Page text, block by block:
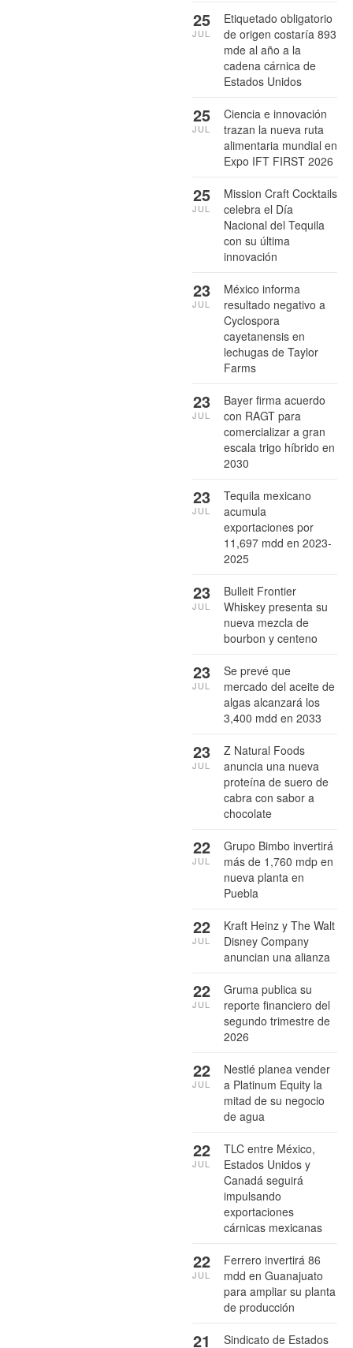
Etiquetado obligatorio
de origen costaría 893
mde al año a la
cadena cárnica de
Estados Unidos
25
JUL
Ciencia e innovación
trazan la nueva ruta
alimentaria mundial en
Expo IFT FIRST 2026
25
JUL
Mission Craft Cocktails
celebra el Día
Nacional del Tequila
con su última
innovación
25
JUL
México informa
resultado negativo a
Cyclospora
cayetanensis en
lechugas de Taylor
Farms
23
JUL
Bayer firma acuerdo
con RAGT para
comercializar a gran
escala trigo híbrido en
2030
23
JUL
Tequila mexicano
acumula
exportaciones por
11,697 mdd en 2023-
2025
23
JUL
Bulleit Frontier
Whiskey presenta su
nueva mezcla de
bourbon y centeno
23
JUL
Se prevé que
mercado del aceite de
algas alcanzará los
3,400 mdd en 2033
23
JUL
Z Natural Foods
anuncia una nueva
proteína de suero de
cabra con sabor a
chocolate
23
JUL
Grupo Bimbo invertirá
más de 1,760 mdp en
nueva planta en
Puebla
22
JUL
Kraft Heinz y The Walt
Disney Company
anuncian una alianza
22
JUL
Gruma publica su
reporte financiero del
segundo trimestre de
2026
22
JUL
Nestlé planea vender
a Platinum Equity la
mitad de su negocio
de agua
22
JUL
TLC entre México,
Estados Unidos y
Canadá seguirá
impulsando
exportaciones
cárnicas mexicanas
22
JUL
Ferrero invertirá 86
mdd en Guanajuato
para ampliar su planta
de producción
22
JUL
Sindicato de Estados
21